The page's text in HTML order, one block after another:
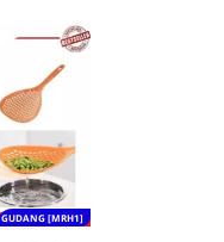
GUDANG [MRH1]